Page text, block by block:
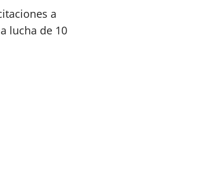
a
lucha de 10